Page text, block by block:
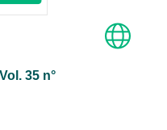
35 n°